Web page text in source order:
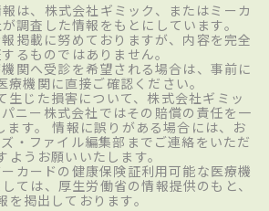
は、株式会社ギミック、またはミーカ
調査した情報をもとにしています。
掲載に努めておりますが、内容を完全
るものではありません。
関へ受診を希望される場合は、事前に
療機関に直接ご確認ください。
生じた損害について、株式会社ギミッ
ニー株式会社ではその賠償の責任を一
ます。 情報に誤りがある場合には、お
・ファイル編集部までご連絡をいただ
ようお願いいたします。
カードの健康保険証利用可能な医療機
ては、厚生労働省の情報提供のもと、
を掲出しております。